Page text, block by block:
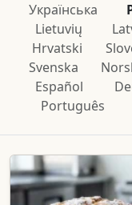
Українська
Lietuvių
Hrvatski
Svenska
Español
Português